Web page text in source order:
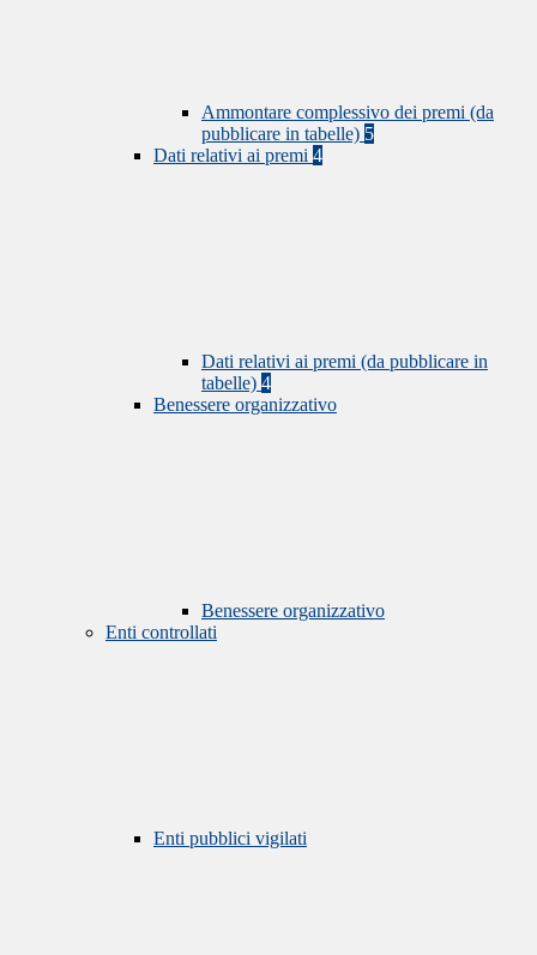
Ammontare complessivo dei premi (da
pubblicare in tabelle) 5
Dati relativi ai premi 4
Dati relativi ai premi (da pubblicare in
tabelle) 4
Benessere organizzativo
Benessere organizzativo
Enti controllati
Enti pubblici vigilati